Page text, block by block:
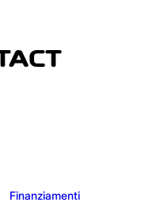
Finanziamenti